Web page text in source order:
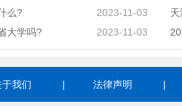
么?
2023-11-03
大学吗?
2023-11-03
于我们 | 法律声明 |